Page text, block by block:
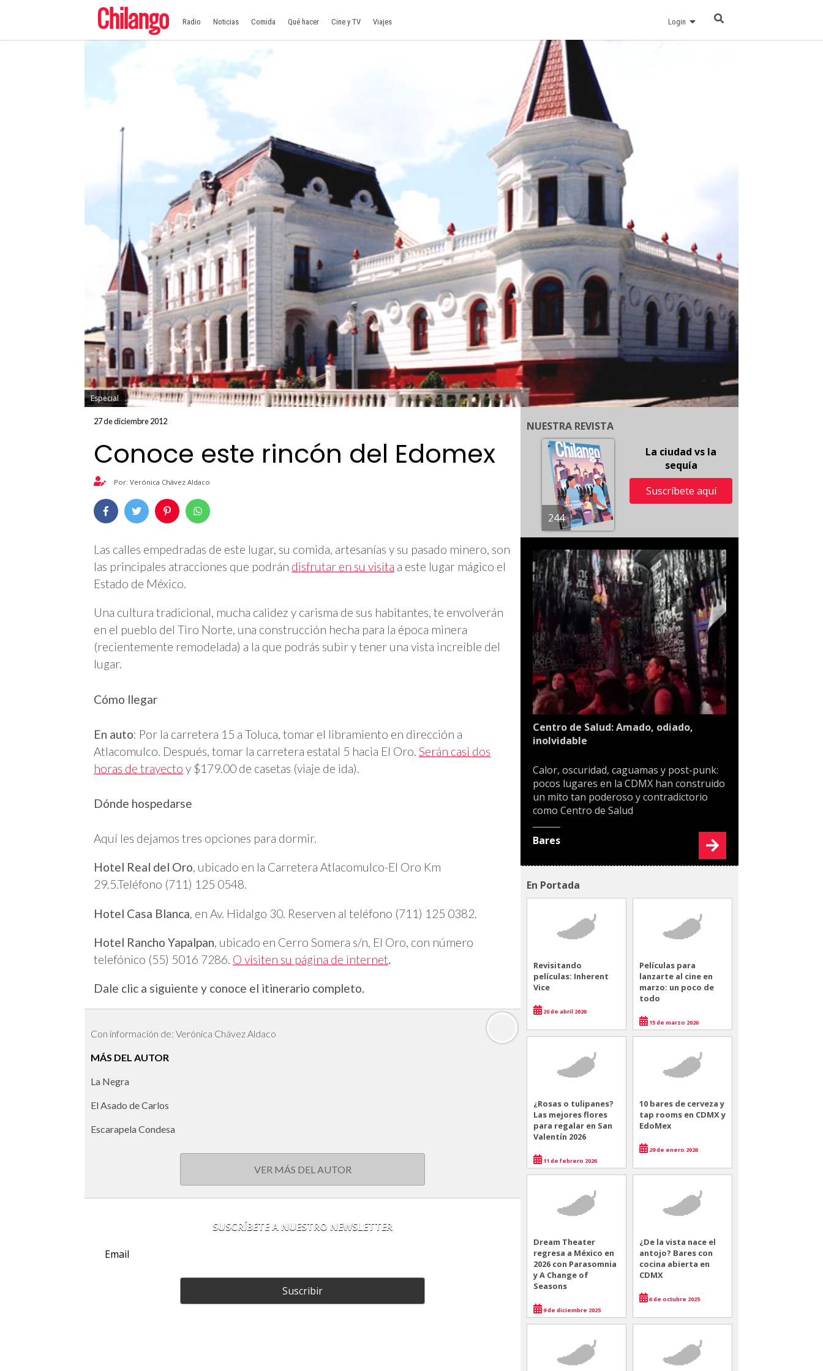
Radio Noticias Comida Qué hacer Cine y TV Viajes Login
Especial
27 de diciembre 2012
Conoce este rincón del Edomex
Por: Verónica Chávez Aldaco
Las calles empedradas de este lugar, su comida, artesanías y su pasado minero, son
las principales atracciones que podrán disfrutar en su visita a este lugar mágico el
Estado de México.
Una cultura tradicional, mucha calidez y carisma de sus habitantes, te envolverán
en el pueblo del Tiro Norte, una construcción hecha para la época minera
(recientemente remodelada) a la que podrás subir y tener una vista increíble del
lugar.
Cómo llegar
En auto: Por la carretera 15 a Toluca, tomar el libramiento en dirección a
Atlacomulco. Después, tomar la carretera estatal 5 hacia El Oro. Serán casi dos
horas de trayecto y $179.00 de casetas (viaje de ida).
Dónde hospedarse
Aquí les dejamos tres opciones para dormir.
Hotel Real del Oro, ubicado en la Carretera Atlacomulco-El Oro Km
29.5.Teléfono (711) 125 0548.
Hotel Casa Blanca , en Av. Hidalgo 30. Reserven al teléfono (711) 125 0382.
Hotel Rancho Yapalpan, ubicado en Cerro Somera s/n, El Oro, con número
telefónico (55) 5016 7286. O visiten su página de internet.
Dale clic a siguiente y conoce el itinerario completo.
Con información de: Verónica Chávez Aldaco
MÁS DEL AUTOR
La Negra
El Asado de Carlos
Escarapela Condesa
VER MÁS DEL AUTOR
SUSCRÍBETE A NUESTRO NEWSLETTER
Suscribir
NUESTRA REVISTA
244
La ciudad vs la
sequía
Suscríbete aquí
Centro de Salud: Amado, odiado,
inolvidable
Calor, oscuridad, caguamas y post-punk:
pocos lugares en la CDMX han construido
un mito tan poderoso y contradictorio
como Centro de Salud
Bares
En Portada
Revisitando
películas: Inherent
Vice
20 de abril 2026
Películas para
lanzarte al cine en
marzo: un poco de
todo
15 de marzo 2026
¿Rosas o tulipanes?
Las mejores flores
para regalar en San
Valentín 2026
11 de febrero 2026
10 bares de cerveza y
tap rooms en CDMX y
EdoMex
29 de enero 2026
Dream Theater
regresa a México en
2026 con Parasomnia
y A Change of
Seasons
9 de diciembre 2025
¿De la vista nace el
antojo? Bares con
cocina abierta en
CDMX
6 de octubre 2025